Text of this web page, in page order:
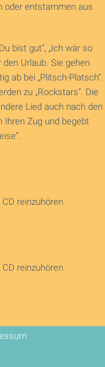
oder entstammen aus
bist gut“, „Ich wär so
den Urlaub. Sie gehen
ab bei „Plitsch-Platsch“.
zu „Rockstars“. Die
Lied auch nach den
Ihren Zug und begebt
reinzuhören.
reinzuhören.